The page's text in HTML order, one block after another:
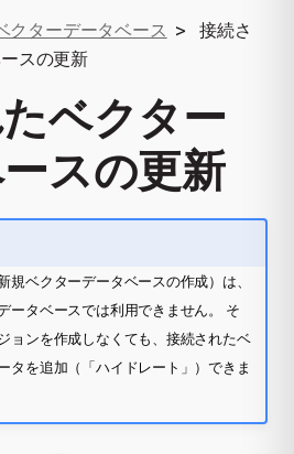
クターデータベース >
接続さ
スの更新
ベクター
スの更新
規ベクターデータベースの作成）は、
ータベースでは利用できません。 そ
ョンを作成しなくても、接続されたベ
タを追加（「ハイドレート」）できま